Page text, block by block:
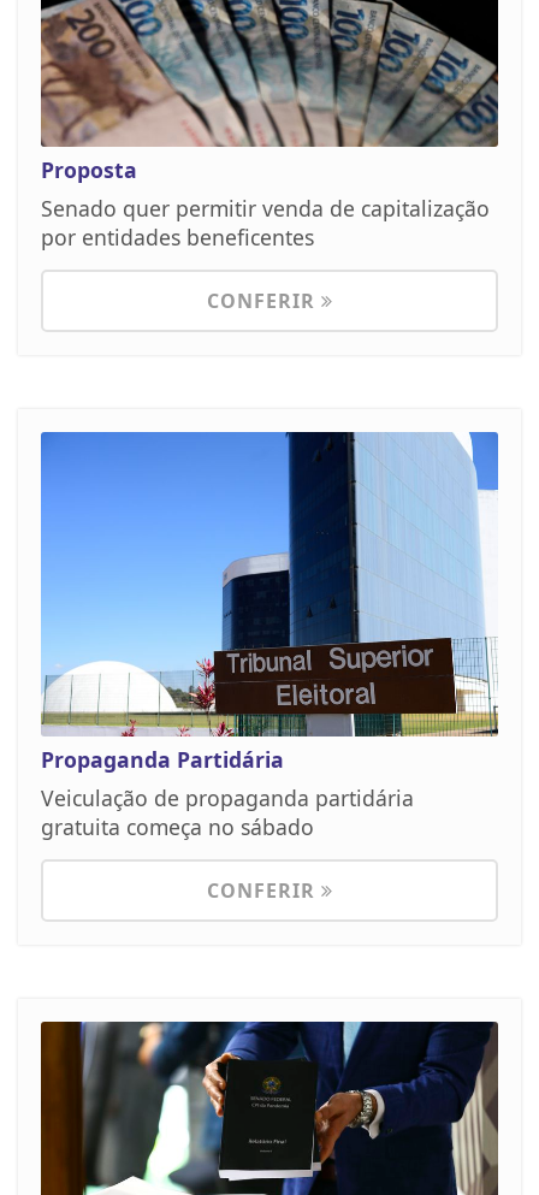
Proposta
Senado quer permitir venda de capitalização
por entidades beneficentes
CONFERIR
Propaganda Partidária
Veiculação de propaganda partidária
gratuita começa no sábado
CONFERIR